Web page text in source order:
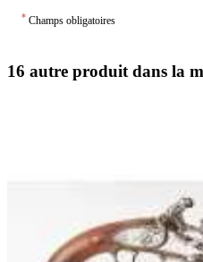
* Champs obligatoires
16 autre produit dans la